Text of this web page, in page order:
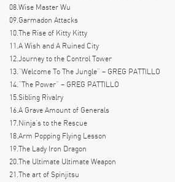
08.Wise Master Wu
09.Garmadon Attacks
10.The Rise of Kitty Kitty
11.A Wish and A Ruined City
12.Journey to the Control Tower
13.“Welcome To The Jungle” – GREG PATTILLO
14.“The Power” – GREG PATTILLO
15.Sibling Rivalry
16.A Grave Amount of Generals
17.Ninja’s to the Rescue
18.Arm Popping Flying Lesson
19.The Lady Iron Dragon
20.The Ultimate Ultimate Weapon
21.The art of Spinjitsu